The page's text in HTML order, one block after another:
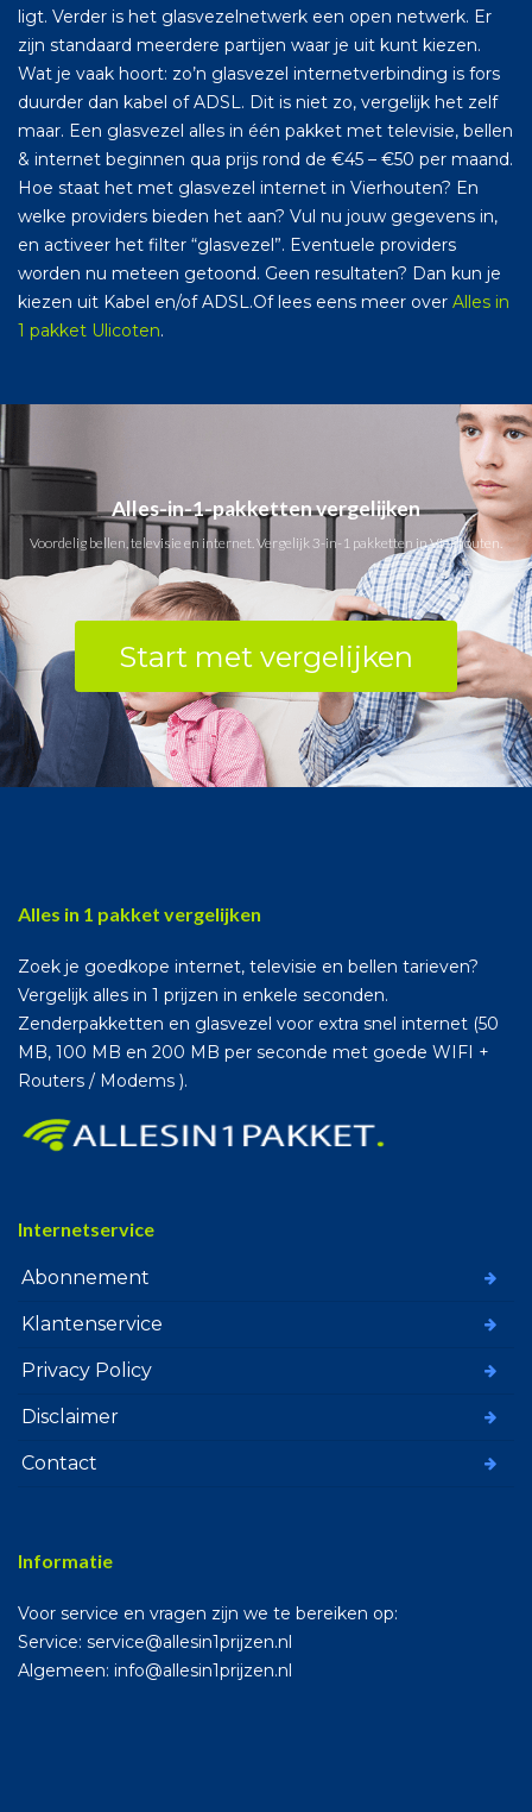
ligt. Verder is het glasvezelnetwerk een open netwerk. Er
zijn standaard meerdere partijen waar je uit kunt kiezen.
Wat je vaak hoort: zo’n glasvezel internetverbinding is fors
duurder dan kabel of ADSL. Dit is niet zo, vergelijk het zelf
maar. Een glasvezel alles in één pakket met televisie, bellen
& internet beginnen qua prijs rond de €45 – €50 per maand.
Hoe staat het met glasvezel internet in Vierhouten? En
welke providers bieden het aan? Vul nu jouw gegevens in,
en activeer het filter “glasvezel”. Eventuele providers
worden nu meteen getoond. Geen resultaten? Dan kun je
kiezen uit Kabel en/of ADSL.Of lees eens meer over Alles in
1 pakket Ulicoten.
Alles-in-1-pakketten vergelijken
Voordelig bellen, televisie en internet. Vergelijk 3-in-1 pakketten in Vierhouten.
Start met vergelijken
Alles in 1 pakket vergelijken
Zoek je goedkope internet, televisie en bellen tarieven?
Vergelijk alles in 1 prijzen in enkele seconden.
Zenderpakketten en glasvezel voor extra snel internet (50
MB, 100 MB en 200 MB per seconde met goede WIFI +
Routers / Modems ).
Internetservice
Abonnement
Klantenservice
Privacy Policy
Disclaimer
Contact
Informatie
Voor service en vragen zijn we te bereiken op:
Service: service@allesin1prijzen.nl
Algemeen: info@allesin1prijzen.nl